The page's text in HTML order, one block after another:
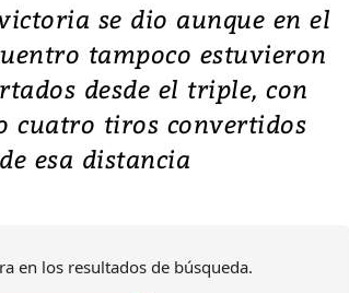
se dio aunque en el
tampoco estuvieron
desde el triple, con
cuatro tiros convertidos
esa distancia
en los resultados de búsqueda.
Video, Japón: Terremoto
deja heridos y graves
daños en Kumamoto